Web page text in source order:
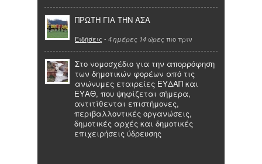
ΠΡΩΤΗ ΓΙΑ ΤΗΝ ΑΣΑ
Ειδήσεις - 4 ημέρες 14 ώρες πιο πριν
Στο νομοσχέδιο για την απορρόφηση
των δημοτικών φορέων από τις
ανώνυμες εταιρείες ΕΥΔΑΠ και
ΕΥΑΘ, που ψηφίζεται σήμερα,
αντιτίθενται επιστήμονες,
περιβαλλοντικές οργανώσεις,
δημοτικές αρχές και δημοτικές
επιχειρήσεις ύδρευσης